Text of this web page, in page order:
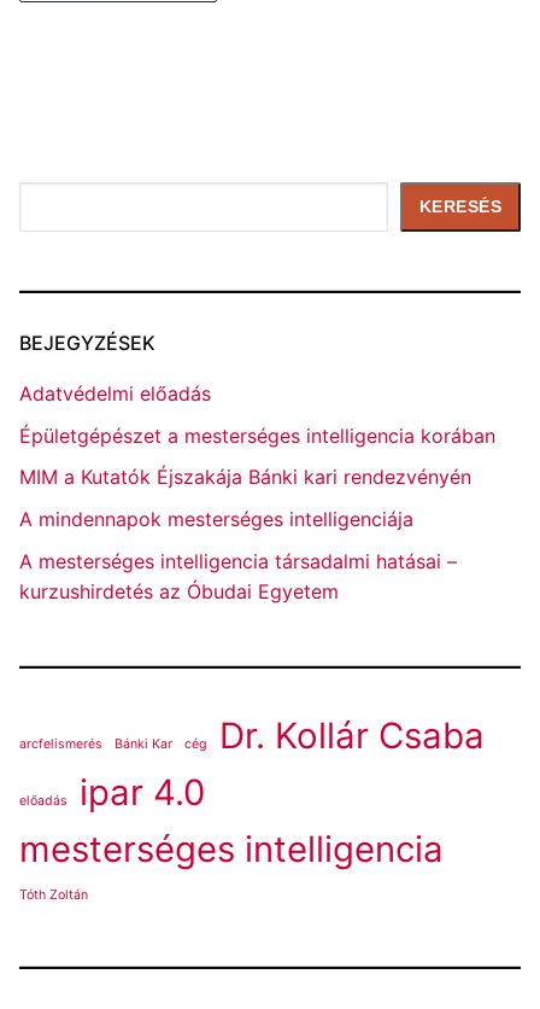
KERESÉS
BEJEGYZÉSEK
Adatvédelmi előadás
Épületgépészet a mesterséges intelligencia korában
MIM a Kutatók Éjszakája Bánki kari rendezvényén
A mindennapok mesterséges intelligenciája
A mesterséges intelligencia társadalmi hatásai –
kurzushirdetés az Óbudai Egyetem
arcfelismerés Bánki Kar cég Dr. Kollár Csaba
előadás
ipar 4.0
mesterséges intelligencia
Tóth Zoltán